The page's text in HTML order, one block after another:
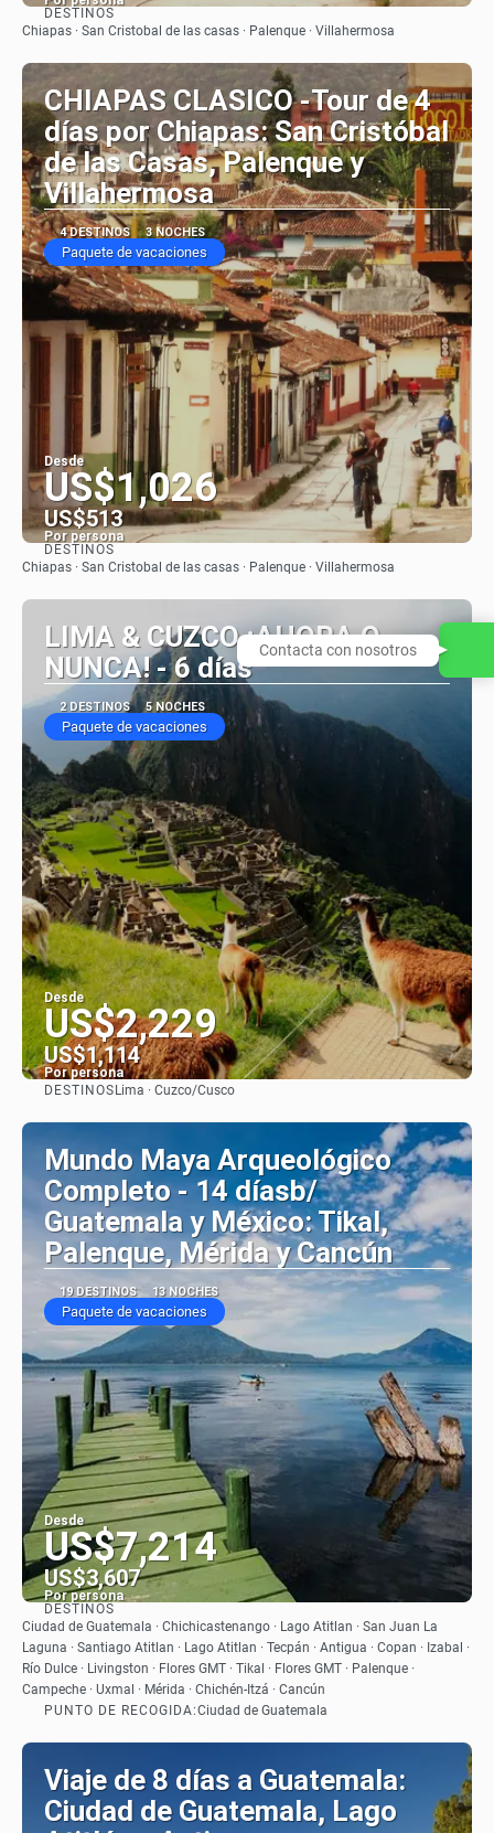
Ver
DESTINOS
Chiapas · San Cristobal de las casas · Palenque · Villahermosa
CHIAPAS CLASICO -Tour de 4
días por Chiapas: San Cristóbal
de las Casas, Palenque y
Villahermosa
4 DESTINOS 3 NOCHES
Paquete de vacaciones
Desde
US$1,026
US$513
Por persona
Ver
DESTINOS
Chiapas · San Cristobal de las casas · Palenque · Villahermosa
LIMA & CUZCO ¡AHORA O
NUNCA! - 6 días
2 DESTINOS 5 NOCHES
Paquete de vacaciones
Desde
US$2,229
US$1,114
Por persona
DESTINOS Lima · Cuzco/Cusco
Mundo Maya Arqueológico
Completo - 14 díasb/
Guatemala y México: Tikal,
Palenque, Mérida y Cancún
19 DESTINOS 13 NOCHES
Paquete de vacaciones
Desde
US$7,214
US$3,607
Por persona
Ver
DESTINOS
Ciudad de Guatemala · Chichicastenango · Lago Atitlan · San Juan La
Laguna · Santiago Atitlan · Lago Atitlan · Tecpán · Antigua · Copan · Izabal ·
Río Dulce · Livingston · Flores GMT · Tikal · Flores GMT · Palenque ·
Campeche · Uxmal · Mérida · Chichén-Itzá · Cancún
PUNTO DE RECOGIDA:Ciudad de Guatemala
Viaje de 8 días a Guatemala:
Ciudad de Guatemala, Lago
Contacta con nosotros